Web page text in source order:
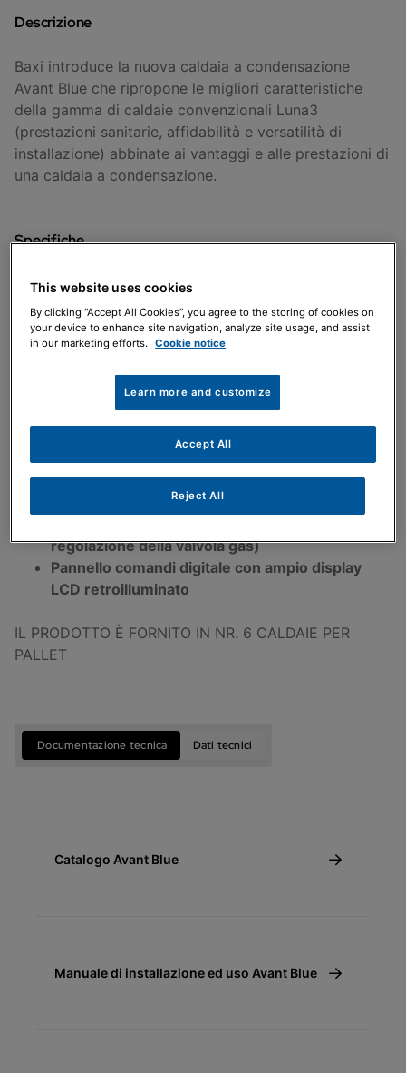
Descrizione
Baxi introduce la nuova caldaia a condensazione
Avant Blue che ripropone le migliori caratteristiche
della gamma di caldaie convenzionali Luna3
(prestazioni sanitarie, affidabilità e versatilità di
installazione) abbinate ai vantaggi e alle prestazioni di
una caldaia a condensazione.
Specifiche
Basse emissioni NOx: classe 6 secondo EN
15502
Ventilatore modulante
Post-scambiatore condensante in lega di
Robusta e affidabile: gruppo idraulico in ottone
con sensore sanitario a turbina per un comfort
ottimale e scambiatore in rame ad ampi passaggi
Predisposizione per abbinamento con il sistema
solare integrato Baxi
Stesse regolazioni di una caldaia tradizionale
regolazione della valvola gas)
Pannello comandi digitale con ampio display
LCD retroilluminato
IL PRODOTTO È FORNITO IN NR. 6 CALDAIE PER
PALLET
Documentazione tecnica Dati tecnici
Catalogo Avant Blue
Manuale di installazione ed uso Avant Blue
This website uses cookies
By clicking “Accept All Cookies”, you agree to the storing of cookies on
your device to enhance site navigation, analyze site usage, and assist
in our marketing efforts. Cookie notice
Learn more and customize
Reject All
Accept All